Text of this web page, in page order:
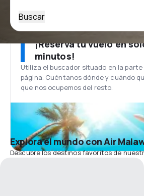
Buscar
¡Reserva tu vuelo en
minutos!
Utiliza el buscador situado en la parte
página. Cuéntanos dónde y cuándo
que nos ocupemos del resto.
Explora el mundo con Air
Descubre los destinos favoritos de